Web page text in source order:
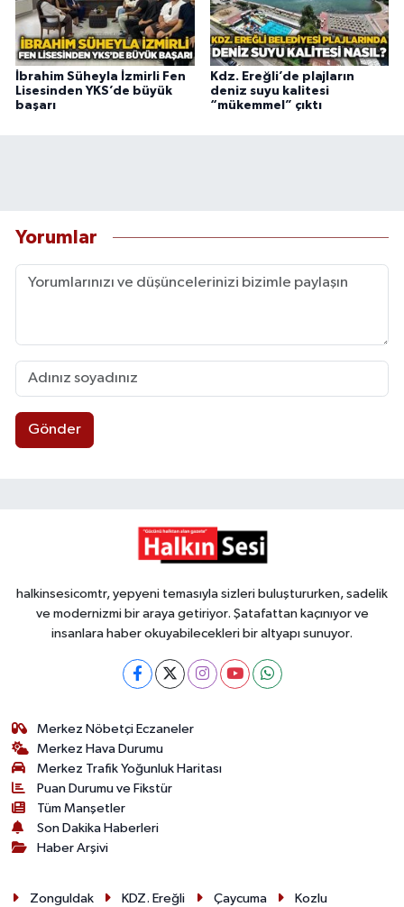
İbrahim Süheyla İzmirli Fen
Lisesinden YKS’de büyük
başarı
Kdz. Ereğli’de plajların
deniz suyu kalitesi
“mükemmel” çıktı
Yorumlar
Gönder
halkinsesicomtr, yepyeni temasıyla sizleri buluştururken, sadelik
ve modernizmi bir araya getiriyor. Şatafattan kaçınıyor ve
insanlara haber okuyabilecekleri bir altyapı sunuyor.
Merkez Nöbetçi Eczaneler
Merkez Hava Durumu
Merkez Trafik Yoğunluk Haritası
Puan Durumu ve Fikstür
Tüm Manşetler
Son Dakika Haberleri
Haber Arşivi
Zonguldak KDZ. Ereğli Çaycuma Kozlu